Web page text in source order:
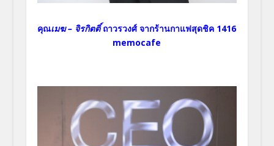
คุณเมฆ– จิรกิตติ์ถาวรวงศ์ จากร้านกาแฟสุดชิค 1416
memocafe